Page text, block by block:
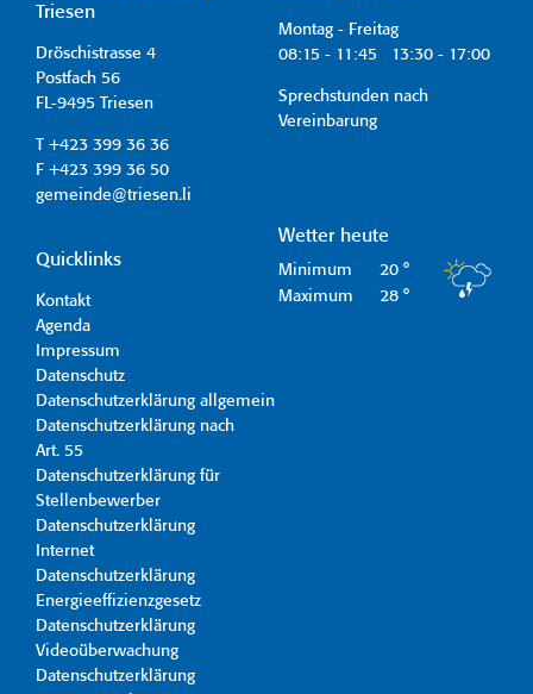
Triesen
Dröschistrasse 4
Postfach 56
FL-9495 Triesen
T +423 399 36 36
F +423 399 36 50
gemeinde@triesen.li
Montag - Freitag
08:15 - 11:45 13:30 - 17:00
Sprechstunden nach
Vereinbarung
Quicklinks
Kontakt
Agenda
Impressum
Datenschutz
Datenschutzerklärung allgemein
Datenschutzerklärung nach
Art. 55
Datenschutzerklärung für
Stellenbewerber
Datenschutzerklärung
Internet
Datenschutzerklärung
Energieeffizienzgesetz
Datenschutzerklärung
Videoüberwachung
Datenschutzerklärung
Wetter heute
Minimum
20 °
Maximum
28 °